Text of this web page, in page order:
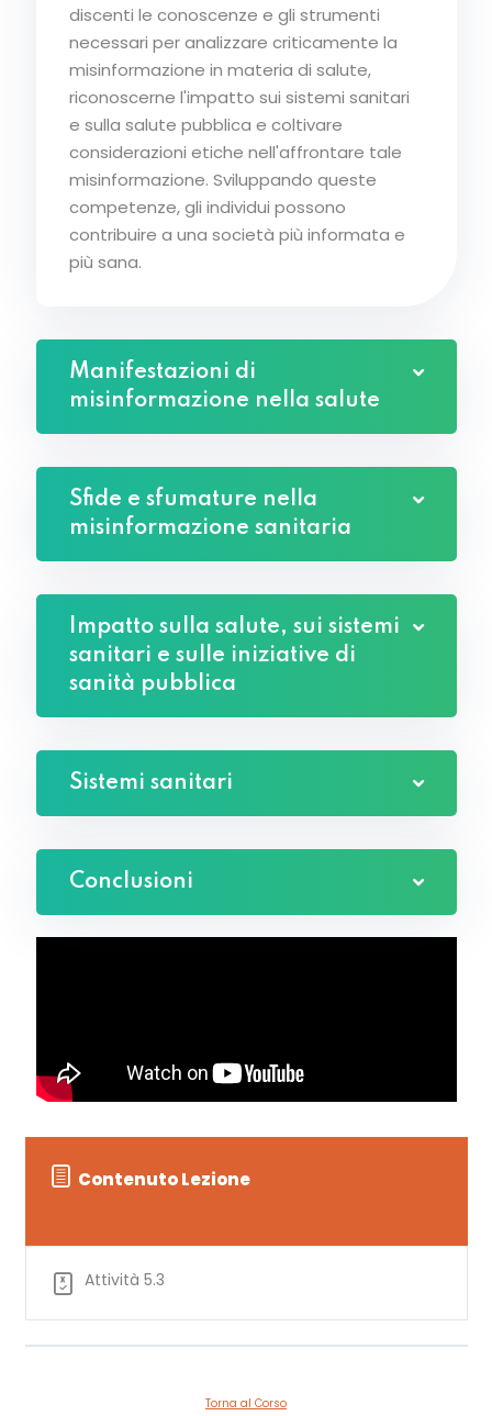
discenti le conoscenze e gli strumenti
necessari per analizzare criticamente la
misinformazione in materia di salute,
riconoscerne l'impatto sui sistemi sanitari
e sulla salute pubblica e coltivare
considerazioni etiche nell'affrontare tale
misinformazione. Sviluppando queste
competenze, gli individui possono
contribuire a una società più informata e
più sana.
Manifestazioni di
misinformazione nella salute
Sfide e sfumature nella
misinformazione sanitaria
Impatto sulla salute, sui sistemi
sanitari e sulle iniziative di
sanità pubblica
Sistemi sanitari
Conclusioni
Contenuto Lezione
Attività 5.3
Torna al Corso